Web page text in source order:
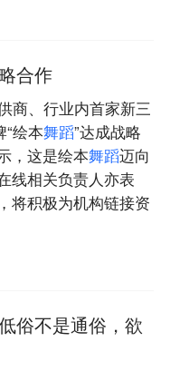
合作
商、行业内首家新三
“绘本舞蹈”达成战略
，这是绘本舞蹈迈向
线相关负责人亦表
将积极为机构链接资
俗不是通俗，欲